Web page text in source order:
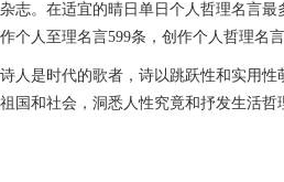
志。在适宜的晴日单日个人哲理名言
个人至理名言599条，创作个人哲理名言
人是时代的歌者，诗以跳跃性和实用
国和社会，洞悉人性究竟和抒发生活哲